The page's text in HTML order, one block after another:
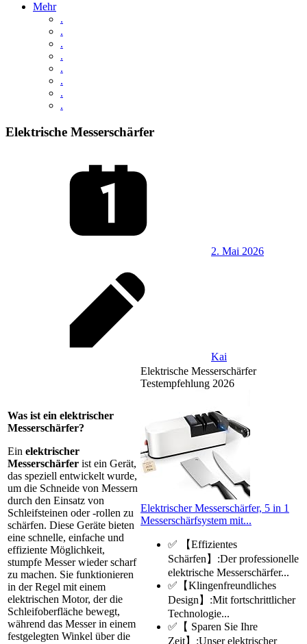
Mehr
.
.
.
.
.
.
.
.
Elektrische Messerschärfer
2. Mai 2026
Kai
Was ist ein elektrischer
Messerschärfer?
Ein elektrischer
Messerschärfer ist ein Gerät,
das speziell entwickelt wurde,
um die Schneide von Messern
durch den Einsatz von
Schleifsteinen oder -rollen zu
schärfen. Diese Geräte bieten
eine schnelle, einfache und
effiziente Möglichkeit,
stumpfe Messer wieder scharf
zu machen. Sie funktionieren
in der Regel mit einem
elektrischen Motor, der die
Schleifoberfläche bewegt,
während das Messer in einem
festgelegten Winkel über die
Elektrische Messerschärfer
Testempfehlung 2026
Elektrischer Messerschärfer, 5 in 1
Messerschärfsystem mit...
✅ 【Effizientes
Schärfen】:Der professionelle
elektrische Messerschärfer...
✅【Klingenfreundliches
Design】:Mit fortschrittlicher
Technologie...
✅【 Sparen Sie Ihre
Zeit】:Unser elektrischer